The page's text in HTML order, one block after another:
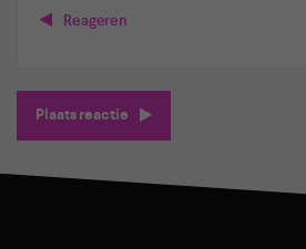
Reageren
Plaats reactie